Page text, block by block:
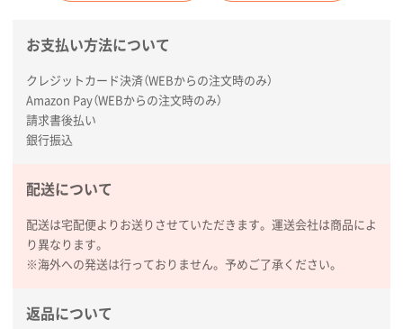
ラミネート紙袋 規格L1サイズ(A4対応)
分かりやすく、予算に近かったため
大阪府F社様
レスタスさんでは以前、自社封筒を製作していただき
ました早く、安く、丁寧につくられているので安心し
てお願いできます。
2026年02月09日 14:27
お支払い方法について
クレジットカード決済（WEBからの注文時のみ）
Amazon Pay（WEBからの注文時のみ）
請求書後払い
銀行振込
配送について
配送は宅配便よりお送りさせていただきます。運送会社は商品によ
り異なります。
※海外への発送は行っておりません。予めご了承ください。
返品について